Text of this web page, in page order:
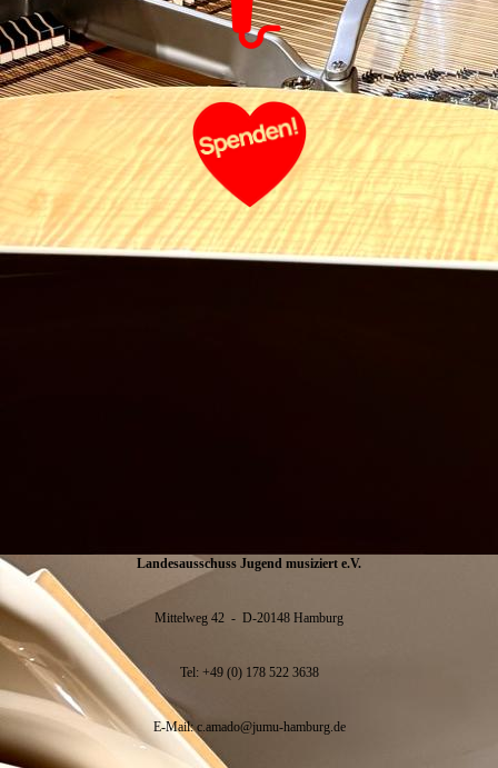
Landesausschuss Jugend musiziert e.V.
Mittelweg 42 - D-20148 Hamburg
Tel: +49 (0) 178 522 3638
E-Mail: c.amado@jumu-hamburg.de